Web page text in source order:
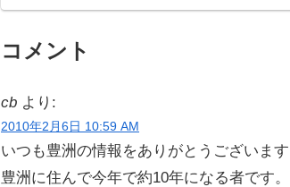
コメント
cb より:
2010年2月6日 10:59 AM
いつも豊洲の情報をありがとうございます
豊洲に住んで今年で約10年になる者です。